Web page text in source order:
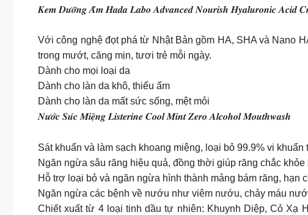
𝑲𝒆𝒎 𝑫𝒖̛𝒐̛̃𝒏𝒈 𝑨̂̉𝒎 𝑯𝒂𝒅𝒂 𝑳𝒂𝒃𝒐 𝑨𝒅𝒗𝒂𝒏𝒄𝒆𝒅 𝑵𝒐𝒖𝒓𝒊𝒔𝒉 𝑯𝒚𝒂𝒍𝒖𝒓𝒐𝒏𝒊𝒄 𝑨𝒄𝒊𝒅
Với công nghệ đọt phá từ Nhật Bản gồm HA, SHA và Nano
trong mướt, căng mịn, tươi trẻ mỗi ngày.
Dành cho mọi loại da
Dành cho làn da khô, thiếu ẩm
Dành cho làn da mất sức sống, mệt mỏi
𝑵𝒖̛𝒐̛́𝒄 𝑺𝒖́𝒄 𝑴𝒊𝒆̣̂𝒏𝒈 𝑳𝒊𝒔𝒕𝒆𝒓𝒊𝒏𝒆 𝑪𝒐𝒐𝒍 𝑴𝒊𝒏𝒕 𝒁𝒆𝒓𝒐 𝑨𝒍𝒄𝒐𝒉𝒐𝒍 𝑴𝒐𝒖𝒕𝒉𝒘𝒂𝒔𝒉
Sát khuẩn và làm sạch khoang miệng, loại bỏ 99.9% vi
Ngăn ngừa sâu răng hiệu quả, đồng thời giúp răng chắc
Hỗ trợ loại bỏ và ngăn ngừa hình thành mảng bám răng, hạn
Ngăn ngừa các bệnh về nướu như viêm nướu, chảy máu
Chiết xuất từ 4 loại tinh dầu tự nhiên: Khuynh Diệp, Cỏ Xạ